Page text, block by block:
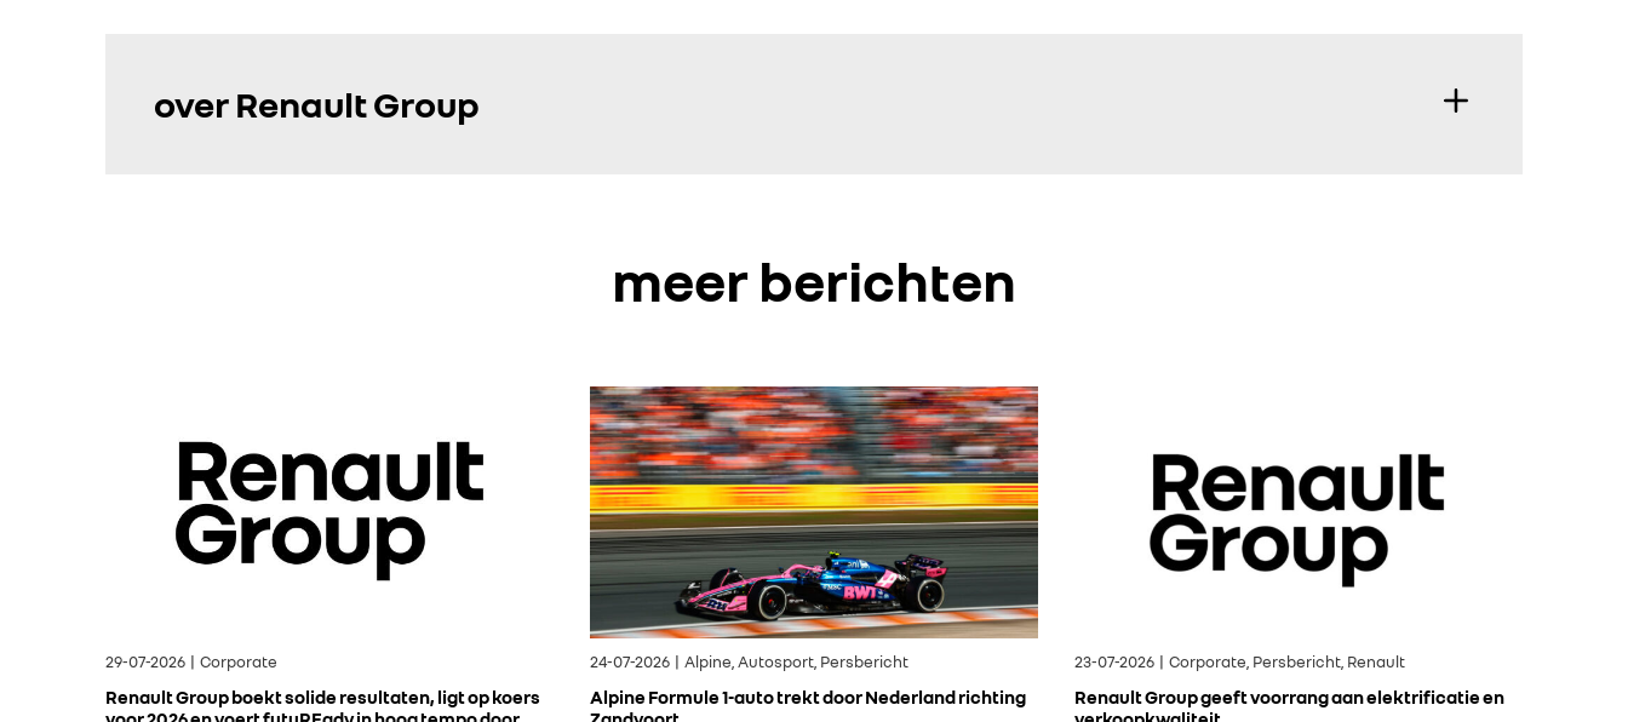
over Renault Group
meer berichten
29-07-2026 | Corporate
Renault Group boekt solide resultaten, ligt op koers
24-07-2026 | Alpine, Autosport, Persbericht
Alpine Formule 1-auto trekt door Nederland richting
23-07-2026 | Corporate, Persbericht, Renault
Renault Group geeft voorrang aan elektrificatie en